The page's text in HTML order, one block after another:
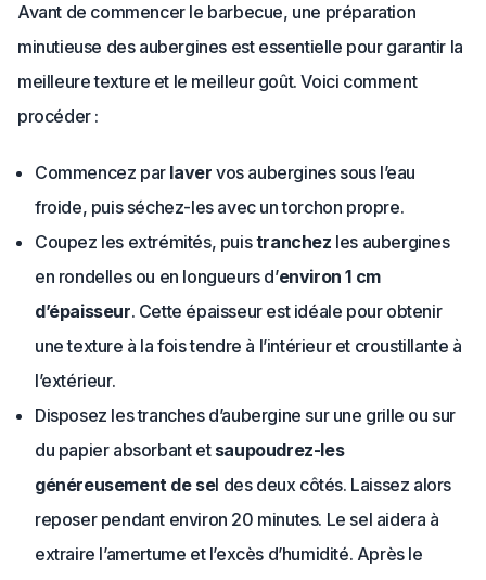
Avant de commencer le barbecue, une préparation
minutieuse des aubergines est essentielle pour garantir la
meilleure texture et le meilleur goût. Voici comment
procéder :
Commencez par laver vos aubergines sous l’eau
froide, puis séchez-les avec un torchon propre.
Coupez les extrémités, puistranchez les aubergines
en rondelles ou en longueurs d’environ 1 cm
d’épaisseur. Cette épaisseur est idéale pour obtenir
une texture à la fois tendre à l’intérieur et croustillante à
l’extérieur.
Disposez les tranches d’aubergine sur une grille ou sur
du papier absorbant et saupoudrez-les
généreusement de sel des deux côtés. Laissez alors
reposer pendant environ 20 minutes. Le sel aidera à
extraire l’amertume et l’excès d’humidité. Après le